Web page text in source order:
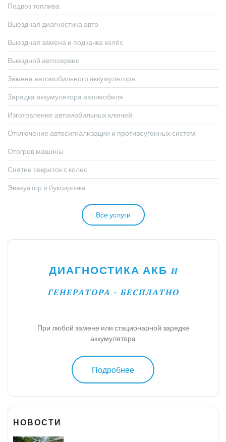
Подвоз топлива
Выездная диагностика авто
Выездная замена и подкачка колёс
Выездной автосервис
Замена автомобильного аккумулятора
Зарядка аккумулятора автомобиля
Изготовление автомобильных ключей
Отключение автосигнализации и противоугонных систем
Отогрев машины
Снятие секреток с колес
Эвакуатор и буксировка
Все услуги
ДИАГНОСТИКА АКБ И
ГЕНЕРАТОРА - БЕСПЛАТНО
При любой замене или стационарной зарядке
аккумулятора
Подробнее
НОВОСТИ